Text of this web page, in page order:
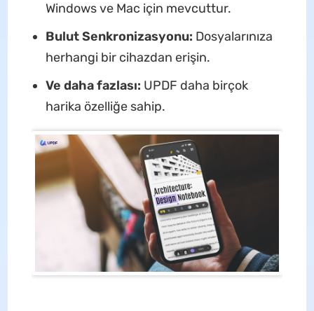
Windows ve Mac için mevcuttur.
Bulut Senkronizasyonu: Dosyalarınıza
herhangi bir cihazdan erişin.
Ve daha fazlası: UPDF daha birçok
harika özelliğe sahip.